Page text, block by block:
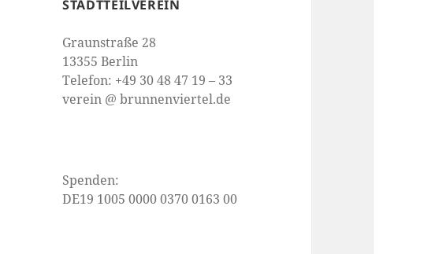
STADTTEILVEREIN
Graunstraße 28
13355 Berlin
Telefon: +49 30 48 47 19 – 33
verein @ brunnenviertel.de
Spenden:
DE19 1005 0000 0370 0163 00